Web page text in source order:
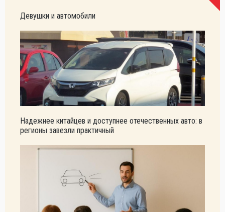
Девушки и автомобили
Надежнее китайцев и доступнее отечественных авто: в
регионы завезли практичный